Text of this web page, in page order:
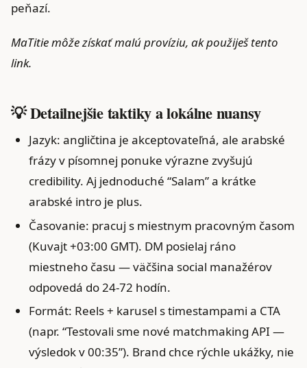
peňazí.
MaTitie môže získať malú províziu, ak použiješ tento
link.
💡 Detailnejšie taktiky a lokálne nuansy
Jazyk: angličtina je akceptovateľná, ale arabské
frázy v písomnej ponuke výrazne zvyšujú
credibility. Aj jednoduché “Salam” a krátke
arabské intro je plus.
Časovanie: pracuj s miestnym pracovným časom
(Kuvajt +03:00 GMT). DM posielaj ráno
miestneho času — väčšina social manažérov
odpovedá do 24‑72 hodín.
Formát: Reels + karusel s timestampami a CTA
(napr. “Testovali sme nové matchmaking API —
výsledok v 00:35”). Brand chce rýchle ukážky, nie